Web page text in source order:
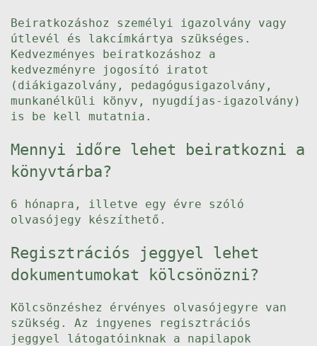
Beiratkozáshoz személyi igazolvány vagy
útlevél és lakcímkártya szükséges.
Kedvezményes beiratkozáshoz a
kedvezményre jogosító iratot
(diákigazolvány, pedagógusigazolvány,
munkanélküli könyv, nyugdíjas-igazolvány)
is be kell mutatnia.
Mennyi időre lehet beiratkozni a
könyvtárba?
6 hónapra, illetve egy évre szóló
olvasójegy készíthető.
Regisztrációs jeggyel lehet
dokumentumokat kölcsönözni?
Kölcsönzéshez érvényes olvasójegyre van
szükség. Az ingyenes regisztrációs
jeggyel látogatóinknak a napilapok